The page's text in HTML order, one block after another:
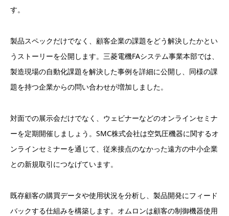
す。
製品スペックだけでなく、顧客企業の課題をどう解決したかとい
うストーリーを公開します。三菱電機FAシステム事業本部では、
製造現場の自動化課題を解決した事例を詳細に公開し、同様の課
題を持つ企業からの問い合わせが増加しました。
対面での展示会だけでなく、ウェビナーなどのオンラインセミナ
ーを定期開催しましょう。SMC株式会社は空気圧機器に関するオ
ンラインセミナーを通じて、従来接点のなかった遠方の中小企業
との新規取引につなげています。
既存顧客の購買データや使用状況を分析し、製品開発にフィード
バックする仕組みを構築します。オムロンは顧客の制御機器使用